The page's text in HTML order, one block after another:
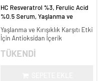
HC Resveratrol %3, Ferulic Acid
%0.5 Serum, Yaşlanma ve
Yaşlanma ve Kırışıklık Karşıtı Etki
İçin Antioksidan İçerik
TÜKENDİ